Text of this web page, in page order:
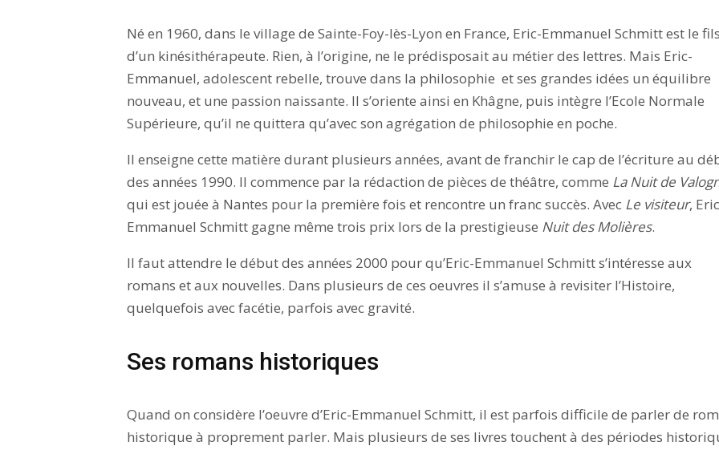
Né en 1960, dans le village de Sainte-Foy-lès-Lyon en France, Eric-Emmanuel Schmitt est le fils
d’un kinésithérapeute. Rien, à l’origine, ne le prédisposait au métier des lettres. Mais Eric-
Emmanuel, adolescent rebelle, trouve dans la philosophie et ses grandes idées un équilibre
nouveau, et une passion naissante. Il s’oriente ainsi en Khâgne, puis intègre l’Ecole Normale
Supérieure, qu’il ne quittera qu’avec son agrégation de philosophie en poche.
Il enseigne cette matière durant plusieurs années, avant de franchir le cap de l’écriture au
des années 1990. Il commence par la rédaction de pièces de théâtre, comme La Nuit de
qui est jouée à Nantes pour la première fois et rencontre un franc succès. Avec Le visiteur,
Emmanuel Schmitt gagne même trois prix lors de la prestigieuse Nuit des Molières.
Il faut attendre le début des années 2000 pour qu’Eric-Emmanuel Schmitt s’intéresse aux
romans et aux nouvelles. Dans plusieurs de ces oeuvres il s’amuse à revisiter l’Histoire,
quelquefois avec facétie, parfois avec gravité.
Ses romans historiques
Quand on considère l’oeuvre d’Eric-Emmanuel Schmitt, il est parfois difficile de parler de
historique à proprement parler. Mais plusieurs de ses livres touchent à des périodes